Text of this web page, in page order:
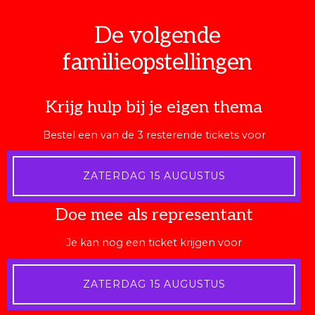
De volgende
familieopstellingen
Krijg hulp bij je eigen thema
Bestel een van de 3 resterende tickets voor
ZATERDAG 15 AUGUSTUS
Doe mee als representant
Je kan nog een ticket krijgen voor
ZATERDAG 15 AUGUSTUS